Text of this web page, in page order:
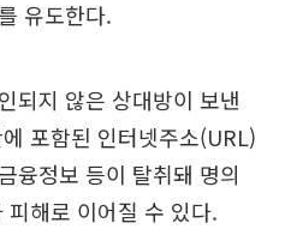
유도한다.
되지 않은 상대방이 보낸
포함된 인터넷주소(URL)
융정보 등이 탈취돼 명의
해로 이어질 수 있다.